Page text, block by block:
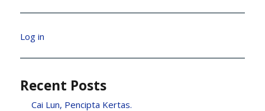
Log in
Recent Posts
Cai Lun, Pencipta Kertas.